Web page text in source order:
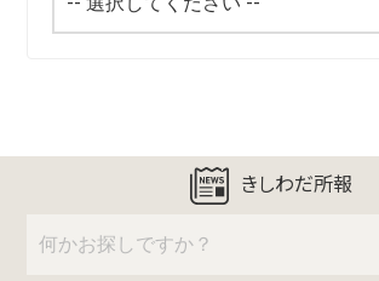
きしわだ所報